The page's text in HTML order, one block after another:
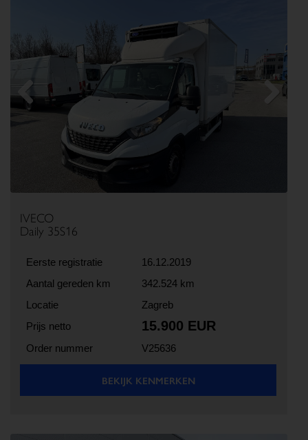
Previous
IVECO
Daily 35S16
Eerste registratie
16.12.2019
Aantal gereden km
342.524 km
Locatie
Zagreb
Prijs netto
15.900 EUR
Order nummer V25636
BEKIJK KENMERKEN